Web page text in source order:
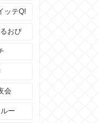
ッテQ!
おび
会
ー